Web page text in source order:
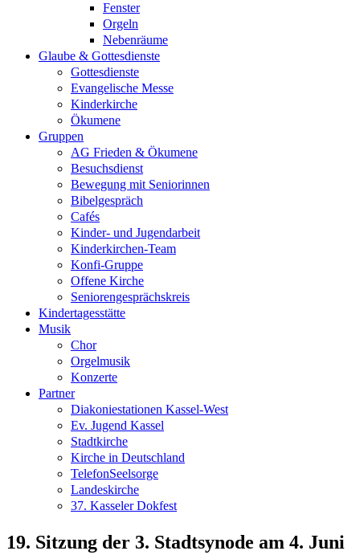
Fenster
Orgeln
Nebenräume
Glaube & Gottesdienste
Gottesdienste
Evangelische Messe
Kinderkirche
Ökumene
Gruppen
AG Frieden & Ökumene
Besuchsdienst
Bewegung mit Seniorinnen
Bibelgespräch
Cafés
Kinder- und Jugendarbeit
Kinderkirchen-Team
Konfi-Gruppe
Offene Kirche
Seniorengesprächskreis
Kindertagesstätte
Musik
Chor
Orgelmusik
Konzerte
Partner
Diakoniestationen Kassel-West
Ev. Jugend Kassel
Stadtkirche
Kirche in Deutschland
TelefonSeelsorge
Landeskirche
37. Kasseler Dokfest
19. Sitzung der 3. Stadtsynode am 4. Juni